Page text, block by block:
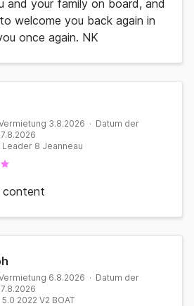
and your family on board, and
welcome you back again in
once again. NK
3.8.2026 · Datum der
8 Jeanneau
content
6.8.2026 · Datum der
2022 V2 BOAT